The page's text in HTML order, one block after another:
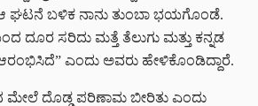
ಆ ಘಟನೆ ಬಳಿಕ ನಾನು ತುಂಬಾ ಭಯಗೊಂಡೆ.
ದೂರ ಸರಿದು ಮತ್ತೆ ತೆಲುಗು ಮತ್ತು ಕನ್ನಡ
ಎಂದು ಅವರು ಹೇಳಿಕೊಂಡಿದ್ದಾರೆ.
ದೊಡ್ಡ ಪರಿಣಾಮ ಬೀರಿತು ಎಂದು